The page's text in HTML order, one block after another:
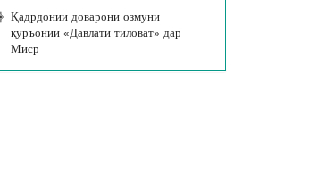
Қадрдонии доварони озмуни
қуръонии «Давлати тиловат» дар
Миср